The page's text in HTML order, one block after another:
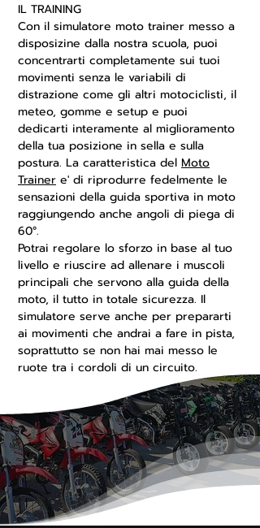
IL TRAINING
Con il simulatore moto trainer messo a
disposizine dalla nostra scuola, puoi
concentrarti completamente sui tuoi
movimenti senza le variabili di
distrazione come gli altri motociclisti, il
meteo, gomme e setup e puoi
dedicarti interamente al miglioramento
della tua posizione in sella e sulla
postura. La caratteristica del Moto
Trainer e' di riprodurre fedelmente le
sensazioni della guida sportiva in moto
raggiungendo anche angoli di piega di
60°.
Potrai regolare lo sforzo in base al tuo
livello e riuscire ad allenare i muscoli
principali che servono alla guida della
moto, il tutto in totale sicurezza. Il
simulatore serve anche per prepararti
ai movimenti che andrai a fare in pista,
soprattutto se non hai mai messo le
ruote tra i cordoli di un circuito.